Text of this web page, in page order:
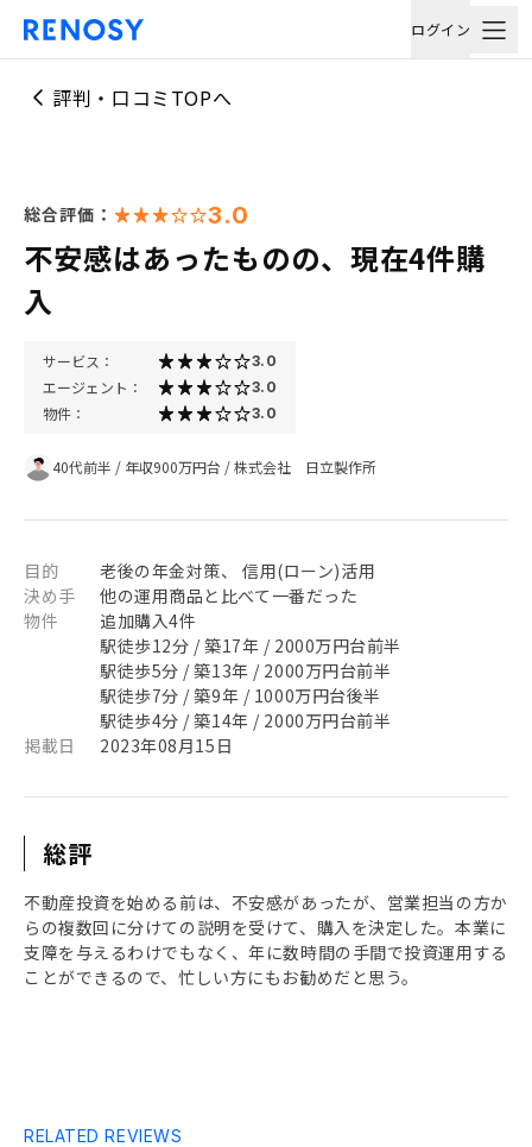
ログイン
評判・口コミTOPへ
総合評価： 3.0
不安感はあったものの、現在4件購
入
サービス： 3.0
エージェント： 3.0
物件： 3.0
40代前半 / 年収900万円台 /株式会社 日立製作所
目的
老後の年金対策、 信用(ローン)活用
決め手
他の運用商品と比べて一番だった
物件
追加購入4件
駅徒歩12分 / 築17年 / 2000万円台前半
駅徒歩5分 / 築13年 / 2000万円台前半
駅徒歩7分 / 築9年 / 1000万円台後半
駅徒歩4分 / 築14年 / 2000万円台前半
掲載日
2023年08月15日
総評
不動産投資を始める前は、不安感があったが、営業担当の方か
らの複数回に分けての説明を受けて、購入を決定した。本業に
支障を与えるわけでもなく、年に数時間の手間で投資運用する
ことができるので、忙しい方にもお勧めだと思う。
RELATED REVIEWS